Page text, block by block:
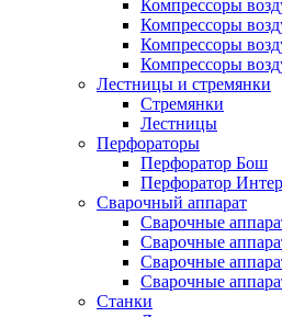
Компрессоры
Компрессоры
Компрессоры
Компрессоры
Лестницы и стремянки
Стремянки
Лестницы
Перфораторы
Перфоратор Бош
Перфоратор
Сварочный аппарат
Сварочные
Сварочные
Сварочные
Сварочные
Станки